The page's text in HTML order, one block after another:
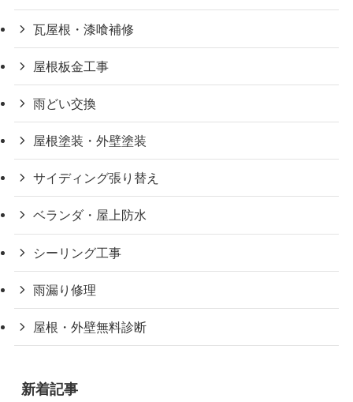
瓦屋根・漆喰補修
屋根板金工事
雨どい交換
屋根塗装・外壁塗装
サイディング張り替え
ベランダ・屋上防水
シーリング工事
雨漏り修理
屋根・外壁無料診断
新着記事